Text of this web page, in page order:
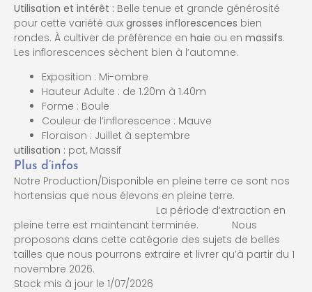
Utilisation et intérêt : Belle tenue et grande générosité
pour cette variété aux grosses inflorescences bien
rondes. À cultiver de préférence en haie ou en massifs.
Les inflorescences sèchent bien à l’automne.
Exposition : Mi-ombre
Hauteur Adulte : de 1.20m à 1.40m
Forme : Boule
Couleur de l’inflorescence : Mauve
Floraison : Juillet à septembre
utilisation : pot, Massif
Plus d’infos
Notre Production/Disponible en pleine terre ce sont nos
hortensias que nous élevons en pleine terre.
La période d’extraction en
pleine terre est maintenant terminée. Nous
proposons dans cette catégorie des sujets de belles
tailles que nous pourrons extraire et livrer qu’à partir du 1
novembre 2026.
Stock mis à jour le 1/07/2026